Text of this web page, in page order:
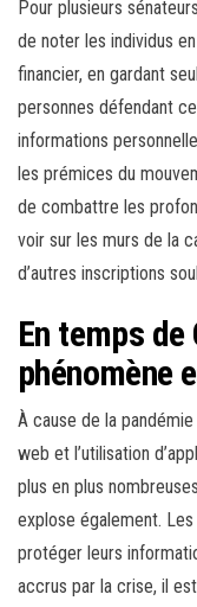
Pour plusieurs
de noter les individus
financier, en gardant
personnes défendant
informations
les prémices du
de combattre les
voir sur les murs de la
d’autres inscriptions
En temps
phénomène
À cause de la
web et l’utilisation
plus en plus
explose également.
protéger leurs
accrus par la crise, il